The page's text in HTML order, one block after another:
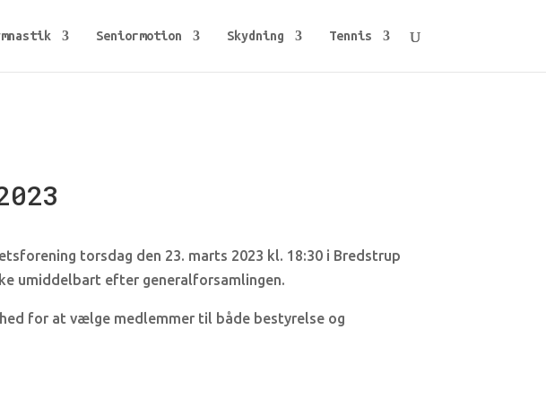
Seniormotion Skydning Tennis
torsdag den 23. marts 2023 kl. 18:30 i Bredstrup
umiddelbart efter generalforsamlingen.
for at vælge medlemmer til både bestyrelse og